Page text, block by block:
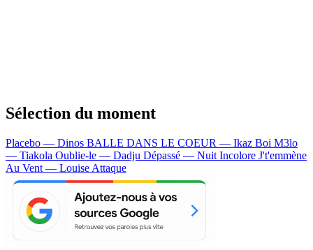
Sélection du moment
Placebo — Dinos BALLE DANS LE COEUR — Ikaz Boi M3lo
— Tiakola Oublie-le — Dadju Dépassé — Nuit Incolore J't'emmène
Au Vent — Louise Attaque